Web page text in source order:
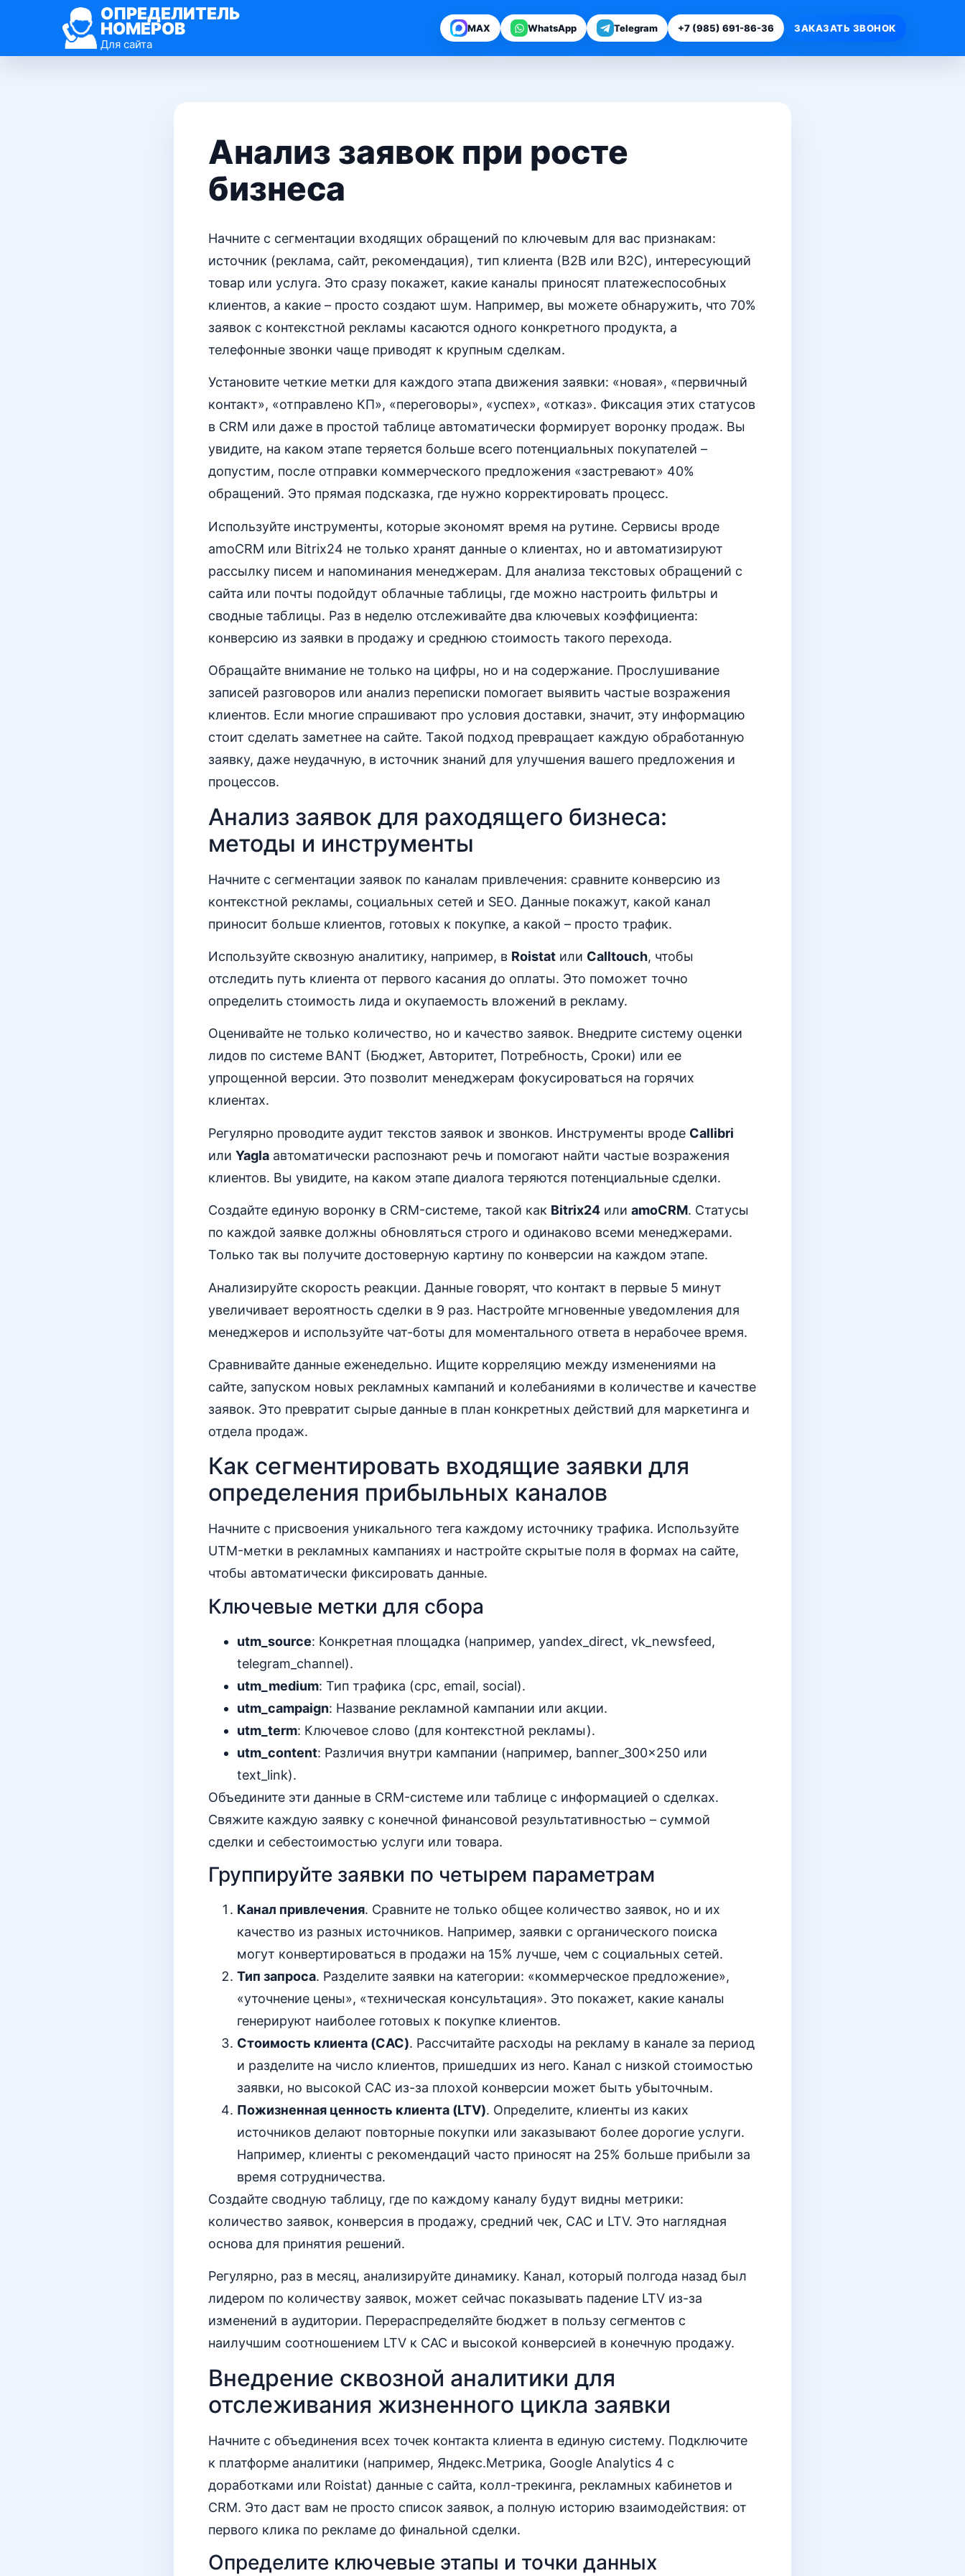
ОПРЕДЕЛИТЕЛЬ
НОМЕРОВ
Для сайта
MAX WhatsApp Telegram +7 (985) 691-86-36 ЗАКАЗАТЬ ЗВОНОК
Анализ заявок при росте
бизнеса
Начните с сегментации входящих обращений по ключевым для вас признакам:
источник (реклама, сайт, рекомендация), тип клиента (B2B или B2C), интересующий
товар или услуга. Это сразу покажет, какие каналы приносят платежеспособных
клиентов, а какие – просто создают шум. Например, вы можете обнаружить, что 70%
заявок с контекстной рекламы касаются одного конкретного продукта, а
телефонные звонки чаще приводят к крупным сделкам.
Установите четкие метки для каждого этапа движения заявки: «новая», «первичный
контакт», «отправлено КП», «переговоры», «успех», «отказ». Фиксация этих статусов
в CRM или даже в простой таблице автоматически формирует воронку продаж. Вы
увидите, на каком этапе теряется больше всего потенциальных покупателей –
допустим, после отправки коммерческого предложения «застревают» 40%
обращений. Это прямая подсказка, где нужно корректировать процесс.
Используйте инструменты, которые экономят время на рутине. Сервисы вроде
amoCRM или Bitrix24 не только хранят данные о клиентах, но и автоматизируют
рассылку писем и напоминания менеджерам. Для анализа текстовых обращений с
сайта или почты подойдут облачные таблицы, где можно настроить фильтры и
сводные таблицы. Раз в неделю отслеживайте два ключевых коэффициента:
конверсию из заявки в продажу и среднюю стоимость такого перехода.
Обращайте внимание не только на цифры, но и на содержание. Прослушивание
записей разговоров или анализ переписки помогает выявить частые возражения
клиентов. Если многие спрашивают про условия доставки, значит, эту информацию
стоит сделать заметнее на сайте. Такой подход превращает каждую обработанную
заявку, даже неудачную, в источник знаний для улучшения вашего предложения и
процессов.
Анализ заявок для раходящего бизнеса:
методы и инструменты
Начните с сегментации заявок по каналам привлечения: сравните конверсию из
контекстной рекламы, социальных сетей и SEO. Данные покажут, какой канал
приносит больше клиентов, готовых к покупке, а какой – просто трафик.
Используйте сквозную аналитику, например, в Roistat или Calltouch, чтобы
отследить путь клиента от первого касания до оплаты. Это поможет точно
определить стоимость лида и окупаемость вложений в рекламу.
Оценивайте не только количество, но и качество заявок. Внедрите систему оценки
лидов по системе BANT (Бюджет, Авторитет, Потребность, Сроки) или ее
упрощенной версии. Это позволит менеджерам фокусироваться на горячих
клиентах.
Регулярно проводите аудит текстов заявок и звонков. Инструменты вроде Callibri
или Yagla автоматически распознают речь и помогают найти частые возражения
клиентов. Вы увидите, на каком этапе диалога теряются потенциальные сделки.
Создайте единую воронку в CRM-системе, такой как Bitrix24 или amoCRM. Статусы
по каждой заявке должны обновляться строго и одинаково всеми менеджерами.
Только так вы получите достоверную картину по конверсии на каждом этапе.
Анализируйте скорость реакции. Данные говорят, что контакт в первые 5 минут
увеличивает вероятность сделки в 9 раз. Настройте мгновенные уведомления для
менеджеров и используйте чат-боты для моментального ответа в нерабочее время.
Сравнивайте данные еженедельно. Ищите корреляцию между изменениями на
сайте, запуском новых рекламных кампаний и колебаниями в количестве и качестве
заявок. Это превратит сырые данные в план конкретных действий для маркетинга и
отдела продаж.
Как сегментировать входящие заявки для
определения прибыльных каналов
Начните с присвоения уникального тега каждому источнику трафика. Используйте
UTM-метки в рекламных кампаниях и настройте скрытые поля в формах на сайте,
чтобы автоматически фиксировать данные.
Ключевые метки для сбора
utm_source: Конкретная площадка (например, yandex_direct, vk_newsfeed,
telegram_channel).
utm_medium: Тип трафика (cpc, email, social).
utm_campaign: Название рекламной кампании или акции.
utm_term: Ключевое слово (для контекстной рекламы).
utm_content: Различия внутри кампании (например, banner_300x250 или
text_link).
Объедините эти данные в CRM-системе или таблице с информацией о сделках.
Свяжите каждую заявку с конечной финансовой результативностью – суммой
сделки и себестоимостью услуги или товара.
Группируйте заявки по четырем параметрам
Канал привлечения. Сравните не только общее количество заявок, но и их
качество из разных источников. Например, заявки с органического поиска
могут конвертироваться в продажи на 15% лучше, чем с социальных сетей.
Тип запроса. Разделите заявки на категории: «коммерческое предложение»,
«уточнение цены», «техническая консультация». Это покажет, какие каналы
генерируют наиболее готовых к покупке клиентов.
Стоимость клиента (CAC). Рассчитайте расходы на рекламу в канале за период
и разделите на число клиентов, пришедших из него. Канал с низкой стоимостью
заявки, но высокой CAC из-за плохой конверсии может быть убыточным.
Пожизненная ценность клиента (LTV). Определите, клиенты из каких
источников делают повторные покупки или заказывают более дорогие услуги.
Например, клиенты с рекомендаций часто приносят на 25% больше прибыли за
время сотрудничества.
Создайте сводную таблицу, где по каждому каналу будут видны метрики:
количество заявок, конверсия в продажу, средний чек, CAC и LTV. Это наглядная
основа для принятия решений.
Регулярно, раз в месяц, анализируйте динамику. Канал, который полгода назад был
лидером по количеству заявок, может сейчас показывать падение LTV из-за
изменений в аудитории. Перераспределяйте бюджет в пользу сегментов с
наилучшим соотношением LTV к CAC и высокой конверсией в конечную продажу.
Внедрение сквозной аналитики для
отслеживания жизненного цикла заявки
Начните с объединения всех точек контакта клиента в единую систему. Подключите
к платформе аналитики (например, Яндекс.Метрика, Google Analytics 4 с
доработками или Roistat) данные с сайта, колл-трекинга, рекламных кабинетов и
CRM. Это даст вам не просто список заявок, а полную историю взаимодействия: от
первого клика по рекламе до финальной сделки.
Определите ключевые этапы и точки данных